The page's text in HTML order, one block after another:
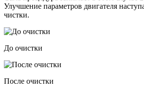
Улучшение параметров двигателя
чистки.
До очистки
После очистки